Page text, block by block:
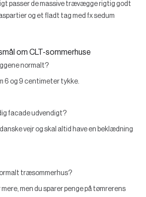
passer de massive trævægge rigtig godt
og et fladt tag med fx sedum
om CLT-sommerhuse
normalt?
6 og 9 centimeter tykke.
facade udvendigt?
vejr og skal altid have en beklædning
træsommerhus?
men du sparer penge på tømrerens